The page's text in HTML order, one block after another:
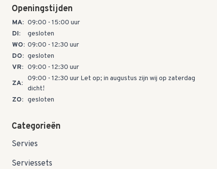
Openingstijden
MA: 09:00 - 15:00 uur
DI:
gesloten
WO: 09:00 - 12:30 uur
DO: gesloten
VR: 09:00 - 12:30 uur
ZA:
09:00 - 12:30 uur Let op; in augustus zijn wij op zaterdag
dicht!
ZO: gesloten
Categorieën
Servies
Serviessets